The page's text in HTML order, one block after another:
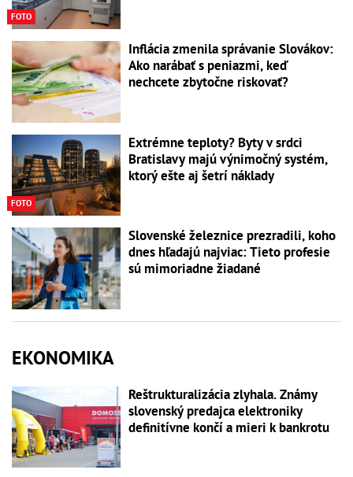
FOTO
Inflácia zmenila správanie Slovákov:
Ako narábať s peniazmi, keď
nechcete zbytočne riskovať?
FOTO
Extrémne teploty? Byty v srdci
Bratislavy majú výnimočný systém,
ktorý ešte aj šetrí náklady
Slovenské železnice prezradili, koho
dnes hľadajú najviac: Tieto profesie
sú mimoriadne žiadané
EKONOMIKA
Reštrukturalizácia zlyhala. Známy
slovenský predajca elektroniky
definitívne končí a mieri k bankrotu